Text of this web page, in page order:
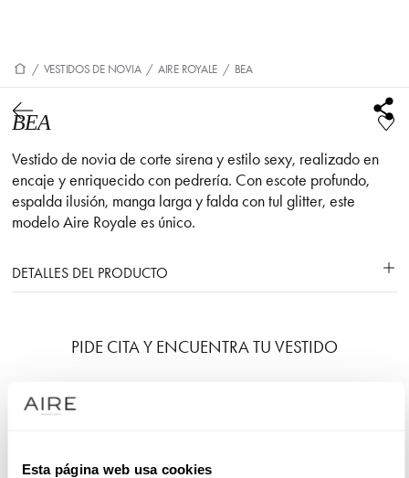
Esta página web usa cookies
/ VESTIDOS DE NOVIA / AIRE ROYALE / BEA
BEA
Vestido de novia de corte sirena y estilo sexy, realizado en
encaje y enriquecido con pedrería. Con escote profundo,
espalda ilusión, manga larga y falda con tul glitter, este
modelo Aire Royale es único.
DETALLES DEL PRODUCTO
PIDE CITA Y ENCUENTRA TU VESTIDO